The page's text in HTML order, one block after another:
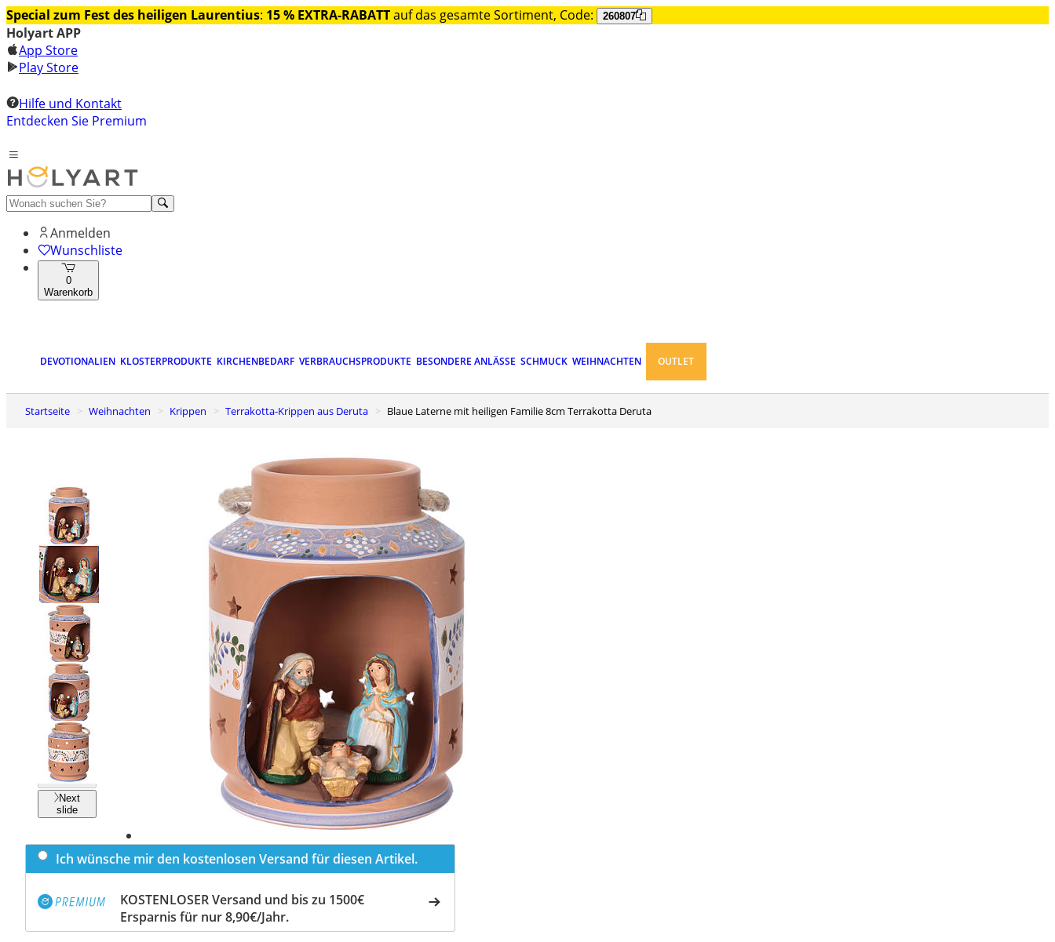
Special zum Fest des heiligen Laurentius: 15 % EXTRA-RABATTauf das gesamte Sortiment, Code: 260807
Holyart APP
App Store
Play Store
Hilfe und Kontakt
Entdecken Sie Premium
Anmelden
Wunschliste
0
Warenkorb
DEVOTIONALIEN KLOSTERPRODUKTE KIRCHENBEDARF VERBRAUCHSPRODUKTE BESONDERE ANLÄSSE SCHMUCK WEIHNACHTEN OUTLET
Startseite Weihnachten Krippen Terrakotta-Krippen aus Deruta Blaue Laterne mit heiligen Familie 8cm Terrakotta Deruta
Previous
slide
Next
slide
Ich wünsche mir den kostenlosen Versand für diesen Artikel.
KOSTENLOSER Versand und bis zu 1500€
Ersparnis für nur 8,90€/Jahr.